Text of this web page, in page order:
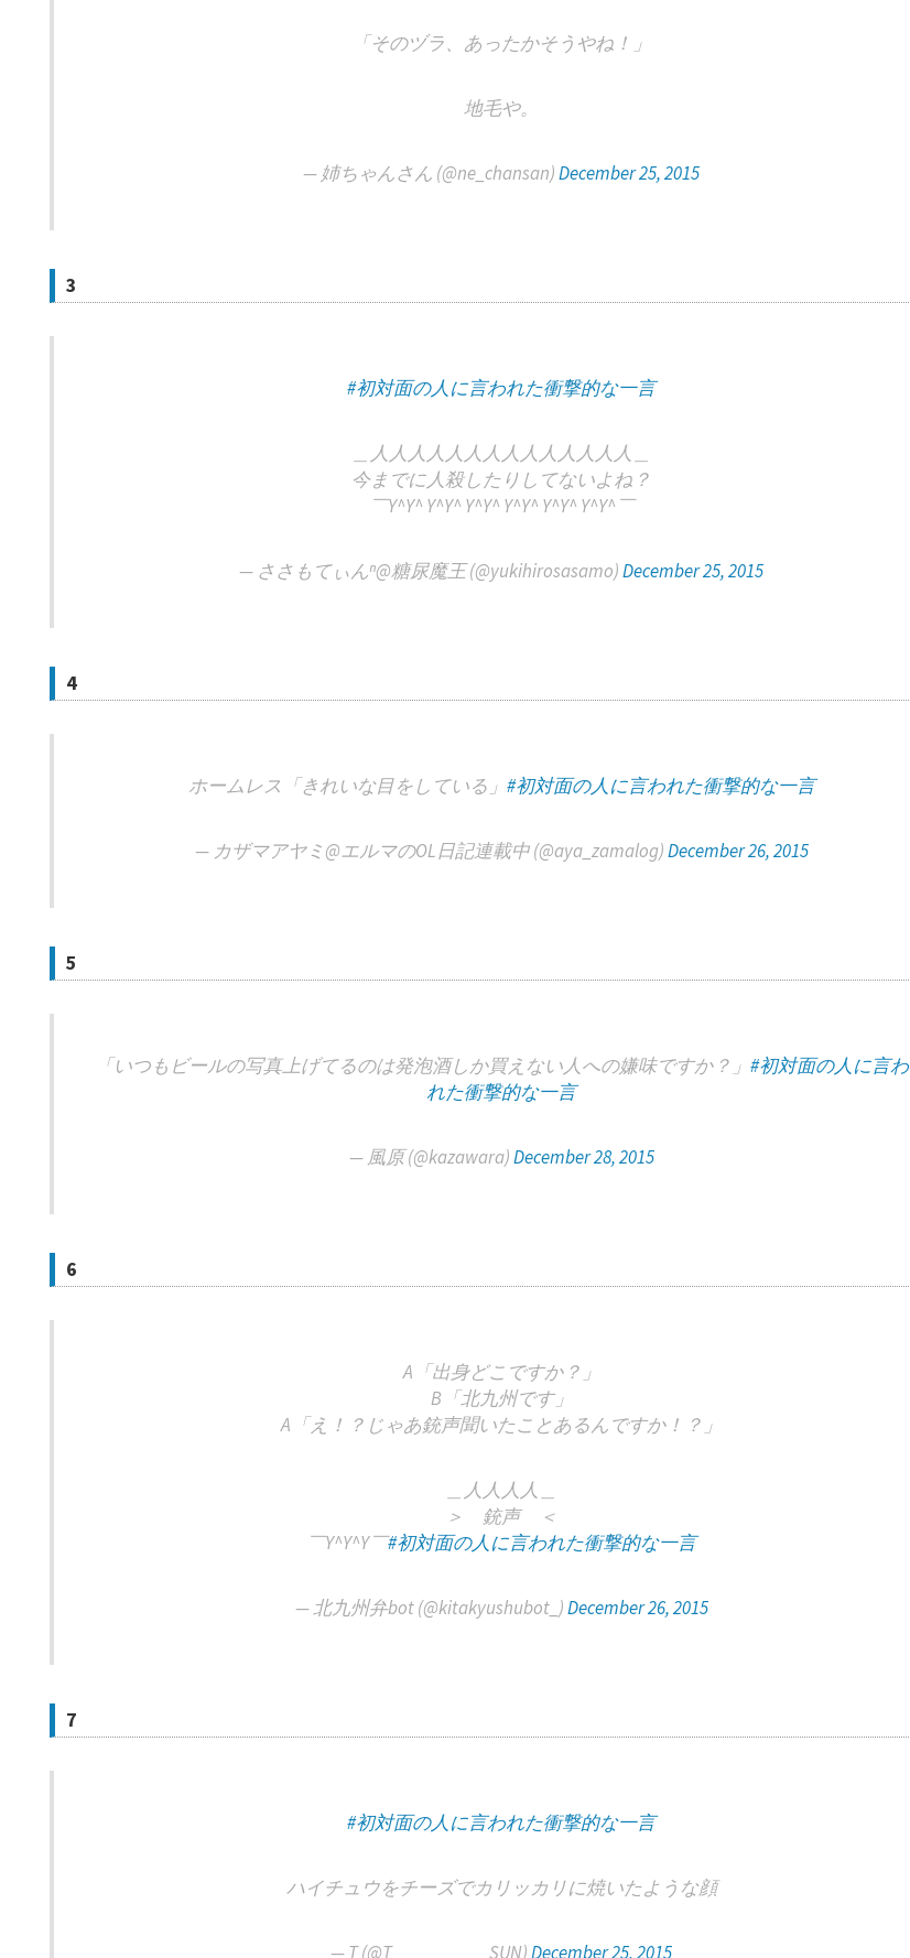
「そのヅラ、あったかそうやね！」
地毛や。
— 姉ちゃんさん (@ne_chansan)December 25, 2015
3
#初対面の人に言われた衝撃的な一言
＿人人人人人人人人人人人人人人＿
今までに人殺したりしてないよね？
￣Y^Y^ Y^Y^ Y^Y^ Y^Y^ Y^Y^ Y^Y^￣
— ささもてぃんⁿ@糖尿魔王 (@yukihirosasamo)December 25, 2015
4
ホームレス「きれいな目をしている」 #初対面の人に言われた衝撃的な一言
— カザマアヤミ@エルマのOL日記連載中 (@aya_zamalog)December 26, 2015
5
「いつもビールの写真上げてるのは発泡酒しか買えない人への嫌味ですか？」 #初対面の人に言わ
れた衝撃的な一言
— 風原 (@kazawara)December 28, 2015
6
A「出身どこですか？」
B「北九州です」
A「え！？じゃあ銃声聞いたことあるんですか！？」
＿人人人人＿
＞ 銃声 ＜
￣Y^Y^Y￣#初対面の人に言われた衝撃的な一言
— 北九州弁bot (@kitakyushubot_)December 26, 2015
7
#初対面の人に言われた衝撃的な一言
ハイチュウをチーズでカリッカリに焼いたような顔
— T (@T___________SUN)December 25, 2015